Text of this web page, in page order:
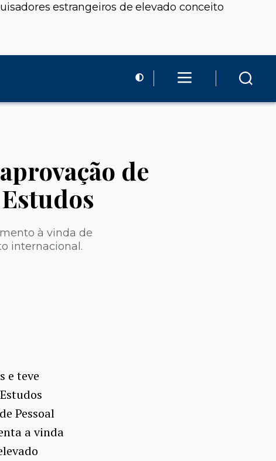
estrangeiros de elevado conceito
de
à vinda de
internacional.
e teve
Pessoal
a vinda